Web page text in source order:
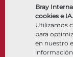
Bray
cookies e IA.
Utilizamos
para
en nuestro
Actuadores
Accesorios de
Criogénico
Compañía